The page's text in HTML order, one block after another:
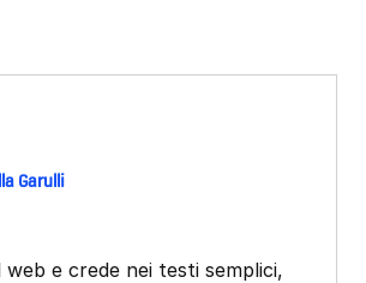
Garulli
web e crede nei testi semplici,